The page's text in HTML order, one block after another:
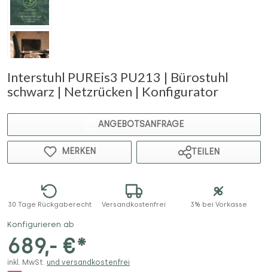
Interstuhl PUREis3 PU213 | Bürostuhl
schwarz | Netzrücken | Konfigurator
ANGEBOTSANFRAGE
MERKEN TEILEN
30 Tage Rückgaberecht Versandkostenfrei 3% bei Vorkasse
Konfigurieren ab
689,- €*
inkl. MwSt. und versandkostenfrei